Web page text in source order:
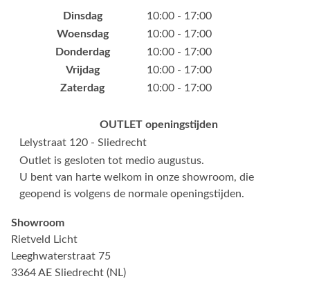
Dinsdag
10:00 - 17:00
Woensdag
10:00 - 17:00
Donderdag
10:00 - 17:00
Vrijdag
10:00 - 17:00
Zaterdag
10:00 - 17:00
OUTLET openingstijden
Lelystraat 120 - Sliedrecht
Outlet is gesloten tot medio augustus.
U bent van harte welkom in onze showroom, die
geopend is volgens de normale openingstijden.
Showroom
Rietveld Licht
Leeghwaterstraat 75
3364 AE Sliedrecht (NL)